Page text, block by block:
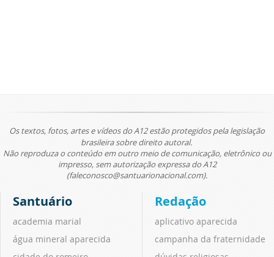
Os textos, fotos, artes e vídeos do A12 estão protegidos pela legislação
brasileira sobre direito autoral.
Não reproduza o conteúdo em outro meio de comunicação, eletrônico ou
impresso, sem autorização expressa do A12
(faleconosco@santuarionacional.com).
Santuário
academia marial
água mineral aparecida
Redação
aplicativo aparecida
campanha da fraternidade